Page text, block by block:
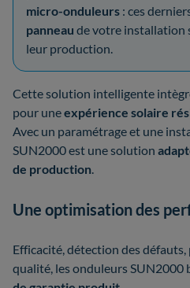
micro-onduleurs : ces
panneau de votre installation
leur production.
Cette solution intelligente
pour uneexpérience solaire
Avec un paramétrage et une
SUN2000 est une solution
de production
Une optimisation des
Efficacité, détection des
qualité, les onduleurs SUN2000